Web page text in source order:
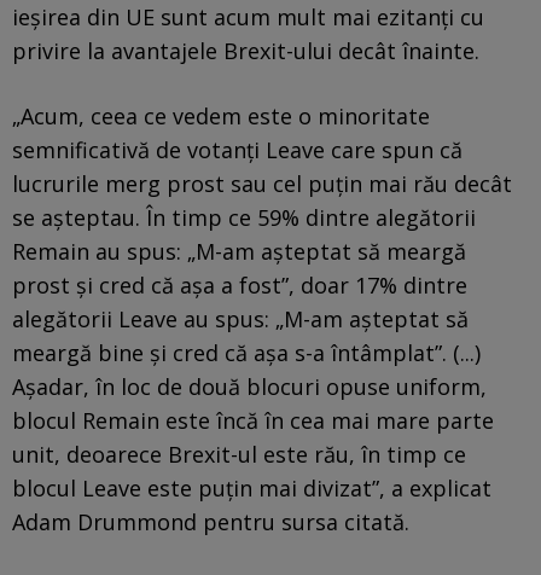
ieşirea din UE sunt acum mult mai ezitanți cu
privire la avantajele Brexit-ului decât înainte.
„Acum, ceea ce vedem este o minoritate
semnificativă de votanţi Leave care spun că
lucrurile merg prost sau cel puțin mai rău decât
se așteptau. În timp ce 59% dintre alegătorii
Remain au spus: „M-am așteptat să meargă
prost și cred că aşa a fost”, doar 17% dintre
alegătorii Leave au spus: „M-am așteptat să
meargă bine și cred că aşa s-a întâmplat”. (...)
Așadar, în loc de două blocuri opuse uniform,
blocul Remain este încă în cea mai mare parte
unit, deoarece Brexit-ul este rău, în timp ce
blocul Leave este puțin mai divizat”, a explicat
Adam Drummond pentru sursa citată.